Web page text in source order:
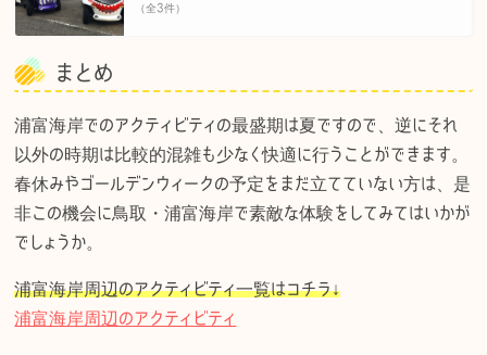
（全3件）
まとめ
浦富海岸でのアクティビティの最盛期は夏ですので、逆にそれ
以外の時期は比較的混雑も少なく快適に行うことができます。
春休みやゴールデンウィークの予定をまだ立てていない方は、是
非この機会に鳥取・浦富海岸で素敵な体験をしてみてはいかが
でしょうか。
浦富海岸周辺のアクティビティ一覧はコチラ↓
浦富海岸周辺のアクティビティ